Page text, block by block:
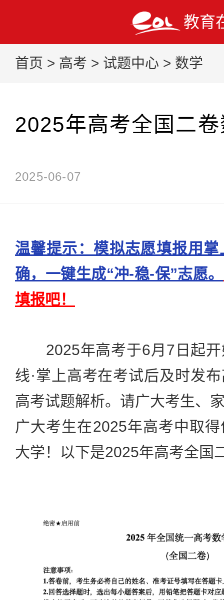
教育
首页 > 高考 > 试题中心 > 数学
2025年高考全国二
2025-06-07
温馨提示：模拟志愿填报用
确，一键生成“冲-稳-保”志愿。
填报吧！
2025年高考于6月7日起开
线·掌上高考在考试后及时发
高考试题解析。请广大考生、
广大考生在2025年高考中取
大学！以下是2025年高考全国